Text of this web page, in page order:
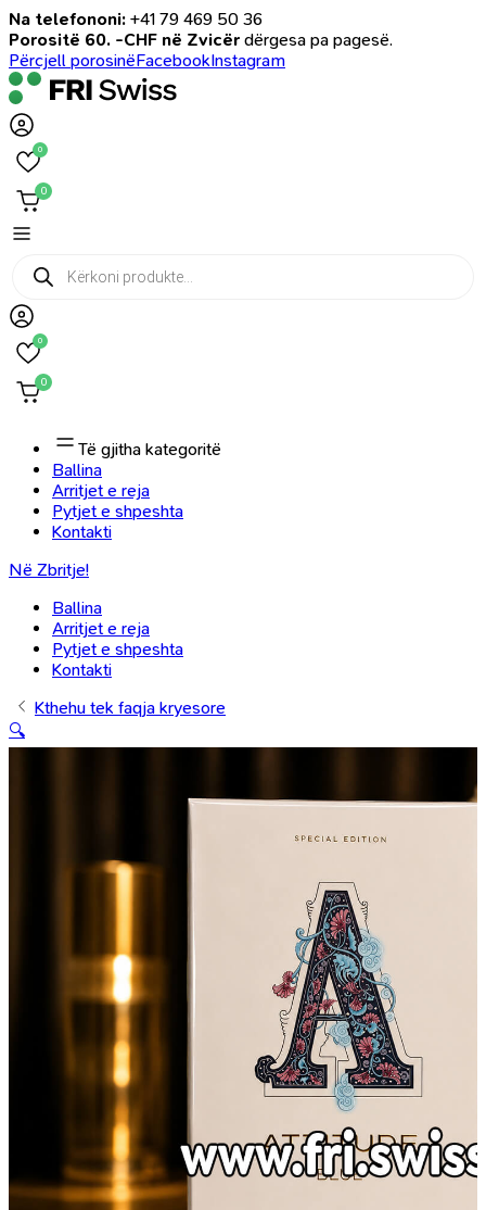
Na telefononi: +41 79 469 50 36
Porositë 60. -CHF në Zvicër dërgesa pa pagesë.
Përcjell porosinëFacebookInstagram
0
0
Products
search
0
0
Të gjitha kategoritë
Ballina
Arritjet e reja
Pytjet e shpeshta
Kontakti
Në Zbritje!
Ballina
Arritjet e reja
Pytjet e shpeshta
Kontakti
Kthehu tek faqja kryesore
🔍